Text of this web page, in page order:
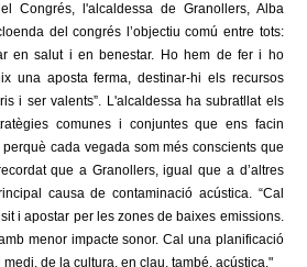
Congrés, l'alcaldessa de Granollers, Alba
del congrés l’objectiu comú entre tots:
en salut i en benestar. Ho hem de fer i ho
una aposta ferma, destinar-hi els recursos
i ser valents”. L'alcaldessa ha subratllat els
comunes i conjuntes que ens facin
cada vegada som més conscients que
que a Granollers, igual que a d’altres
causa de contaminació acústica. “Cal
i apostar per les zones de baixes emissions.
menor impacte sonor. Cal una planificació
de la cultura, en clau, també, acústica."